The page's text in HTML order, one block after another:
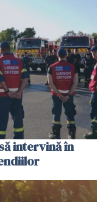
intervină în